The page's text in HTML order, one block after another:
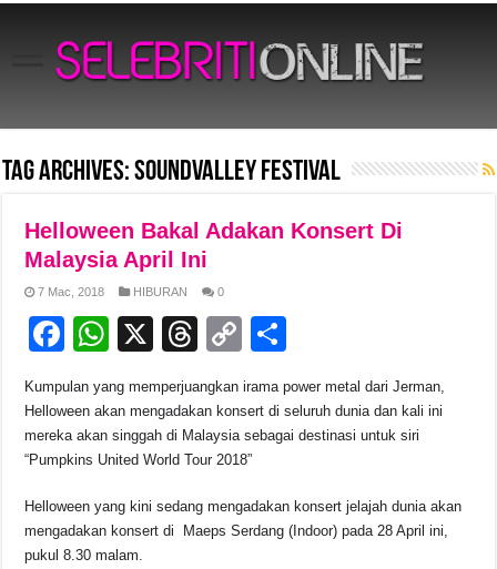
Tag Archives:Soundvalley festival
Helloween Bakal Adakan Konsert Di
Malaysia April Ini
7 Mac, 2018 HIBURAN 0
F
c
e
b
o
o
W
at
s
A
p
p
X
T
e
a
d
s
C
p
y
Li
n
k
ar
e
Kumpulan yang memperjuangkan irama power metal dari Jerman,
Helloween akan mengadakan konsert di seluruh dunia dan kali ini
mereka akan singgah di Malaysia sebagai destinasi untuk siri
“Pumpkins United World Tour 2018”
Helloween yang kini sedang mengadakan konsert jelajah dunia akan
mengadakan konsert di Maeps Serdang (Indoor) pada 28 April ini,
pukul 8.30 malam.